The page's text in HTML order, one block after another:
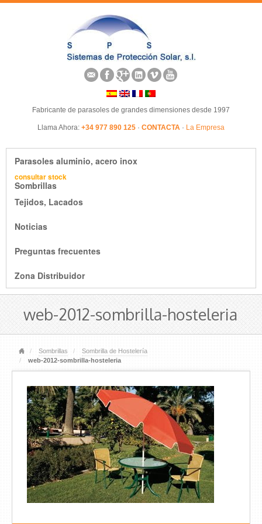
Fabricante de parasoles de grandes dimensiones desde 1997
Llama Ahora: +34 977 890 125 · CONTACTA · La Empresa
Parasoles aluminio, acero inox
Sombrillas
consultar stock
Tejidos, Lacados
Noticias
Preguntas frecuentes
Zona Distribuidor
web-2012-sombrilla-hosteleria
Sombrillas
Sombrilla de Hostelería
web-2012-sombrilla-hosteleria